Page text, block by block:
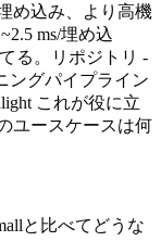
め込み、より高機
ms/埋め込
る。リポジトリ -
ングパイプライン
これが役に立
ユースケースは何
と比べてどうな